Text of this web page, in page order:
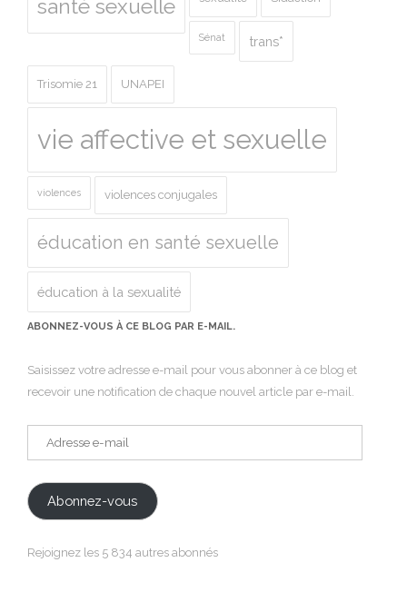
santé sexuelle
Sénat trans*
Trisomie 21 UNAPEI
vie affective et sexuelle
violences violences conjugales
éducation en santé sexuelle
éducation à la sexualité
ABONNEZ-VOUS À CE BLOG PAR E-MAIL.
Saisissez votre adresse e-mail pour vous abonner à ce blog et
recevoir une notification de chaque nouvel article par e-mail.
Abonnez-vous
Rejoignez les 5 834 autres abonnés